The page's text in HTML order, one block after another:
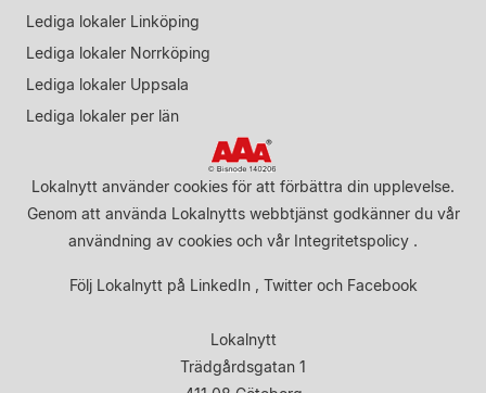
Lediga lokaler Linköping
Lediga lokaler Norrköping
Lediga lokaler Uppsala
Lediga lokaler per län
Lokalnytt använder cookies för att förbättra din upplevelse.
Genom att använda Lokalnytts webbtjänst godkänner du vår
användning av cookies och vår Integritetspolicy .
Följ Lokalnytt på LinkedIn, Twitteroch Facebook
Lokalnytt
Trädgårdsgatan 1